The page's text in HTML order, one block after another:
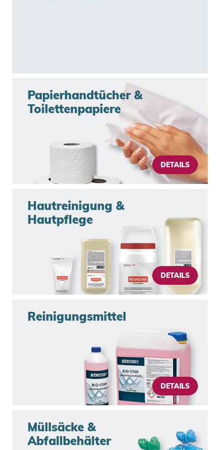
DETAILS
Papierhandtücher &
Toilettenpapiere
DETAILS
Hautreinigung &
Hautpflege
DETAILS
Reinigungsmittel
Müllsäcke &
Abfallbehälter